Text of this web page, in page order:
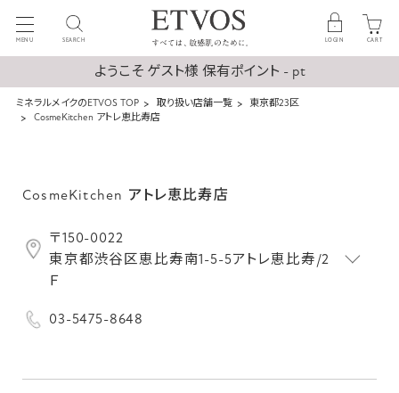
MENU SEARCH LOGIN CART
ようこそ ゲスト様 保有ポイント - pt
ミネラルメイクのETVOS TOP 取り扱い店舗一覧
東京都23区
CosmeKitchen アトレ恵比寿店
CosmeKitchen アトレ恵比寿店
〒150-0022
東京都渋谷区恵比寿南1-5-5アトレ恵比寿/2
Ｆ
03-5475-8648